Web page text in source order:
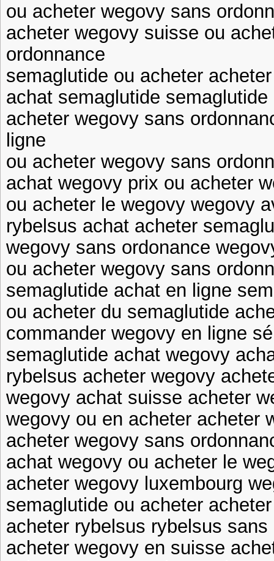
ou acheter wegovy sans
acheter wegovy suisse ou
ordonnance
semaglutide ou acheter
achat semaglutide semaglutide
acheter wegovy sans
ligne
ou acheter wegovy sans
achat wegovy prix ou acheter
ou acheter le wegovy wegovy
rybelsus achat acheter
wegovy sans ordonance
ou acheter wegovy sans
semaglutide achat en ligne
ou acheter du semaglutide
commander wegovy en ligne
semaglutide achat wegovy
rybelsus acheter wegovy
wegovy achat suisse acheter
wegovy ou en acheter acheter
acheter wegovy sans
achat wegovy ou acheter le
acheter wegovy luxembourg
semaglutide ou acheter
acheter rybelsus rybelsus sans
acheter wegovy en suisse